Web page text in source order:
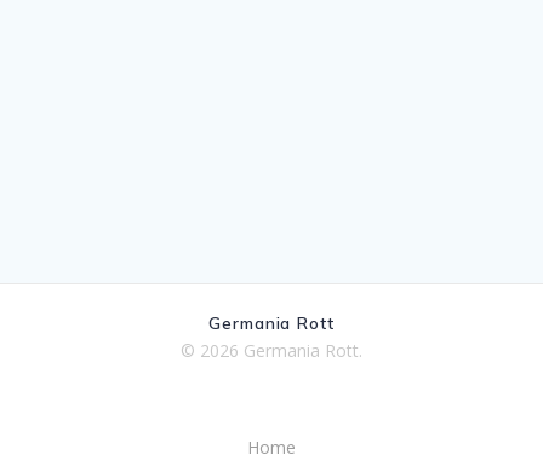
Germania Rott
© 2026 Germania Rott.
Home